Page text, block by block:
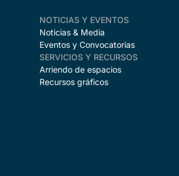
NOTICIAS Y EVENTOS
Noticias & Media
Eventos y Convocatorias
SERVICIOS Y RECURSOS
Arriendo de espacios
Recursos gráficos